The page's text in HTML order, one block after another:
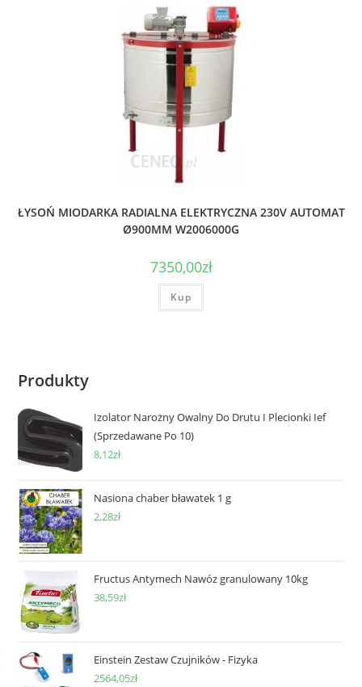
ŁYSOŃ MIODARKA RADIALNA ELEKTRYCZNA 230V AUTOMAT
Ø900MM W2006000G
7350,00zł
Kup
Produkty
Izolator Narożny Owalny Do Drutu I Plecionki Ief
(Sprzedawane Po 10)
8,12zł
Nasiona chaber bławatek 1 g
2,28zł
Fructus Antymech Nawóz granulowany 10kg
38,59zł
Einstein Zestaw Czujników - Fizyka
2564,05zł